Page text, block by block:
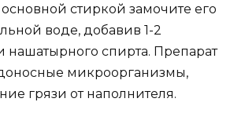
стиркой замочите его
воде, добавив 1-2
нашатырного спирта. Препарат
микроорганизмы,
грязи от наполнителя.